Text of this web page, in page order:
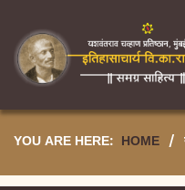
YOU ARE HERE: HOME /